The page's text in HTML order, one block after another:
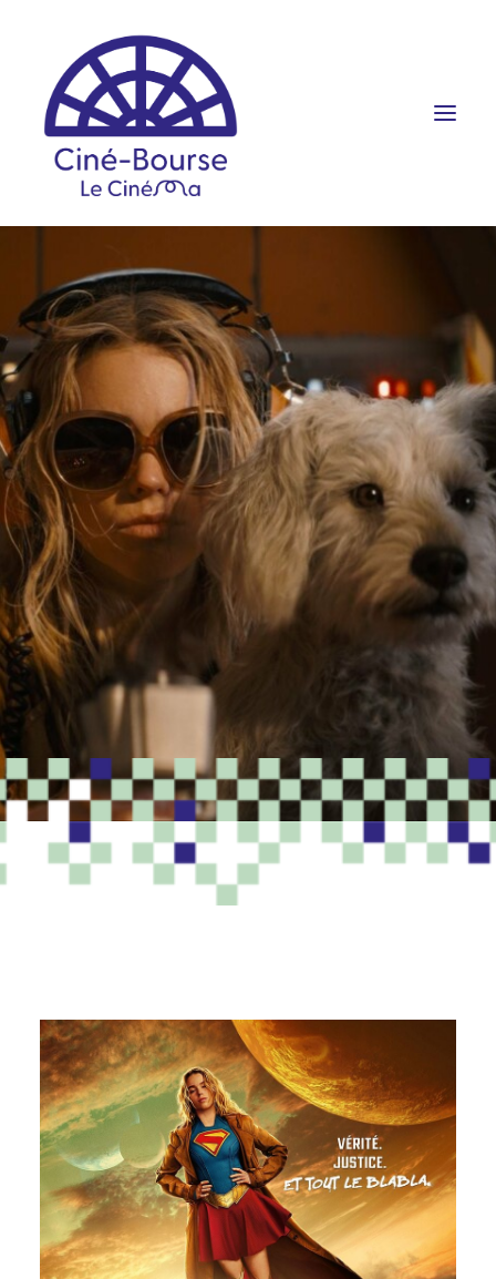
FILMS ET HORAIRES
ÉVÉNEMENTS
SCOLAIRES
PRATIQUE
RÉSERVATION
PROGRAMME